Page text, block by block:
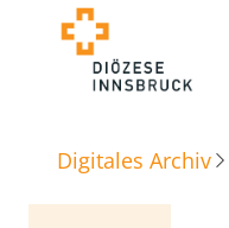
Digitales Archiv